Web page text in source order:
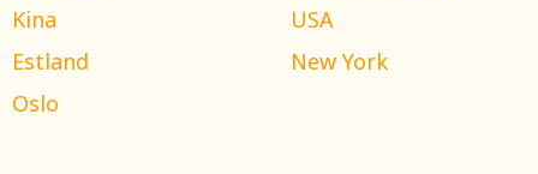
Kina
USA
Estland
New York
Oslo